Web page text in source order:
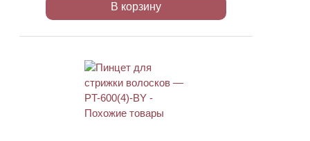
В корзину